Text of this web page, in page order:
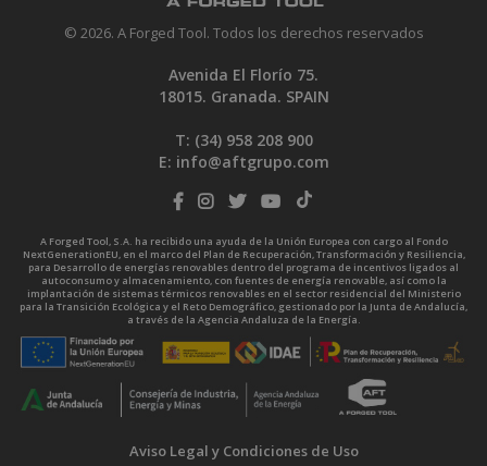
© 2026. A Forged Tool. Todos los derechos reservados
Avenida El Florío 75.
18015. Granada. SPAIN
T: (34) 958 208 900
E: info@aftgrupo.com
A Forged Tool, S.A. ha recibido una ayuda de la Unión Europea con cargo al Fondo
NextGenerationEU, en el marco del Plan de Recuperación, Transformación y Resiliencia,
para Desarrollo de energías renovables dentro del programa de incentivos ligados al
autoconsumo y almacenamiento, con fuentes de energía renovable, así como la
implantación de sistemas térmicos renovables en el sector residencial del Ministerio
para la Transición Ecológica y el Reto Demográfico, gestionado por la Junta de Andalucía,
a través de la Agencia Andaluza de la Energía.
Aviso Legal y Condiciones de Uso